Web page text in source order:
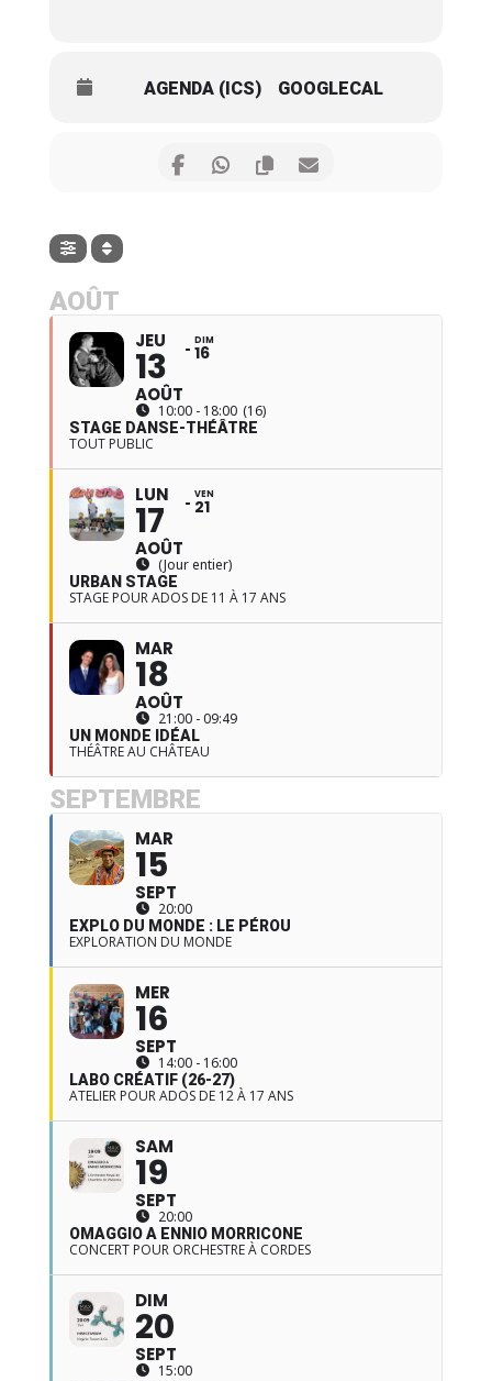
AGENDA (ICS) GOOGLECAL
AOÛT
JEU
13
AOÛT
DIM
16
10:00 - 18:00 (16)
STAGE DANSE-THÉÂTRE
TOUT PUBLIC
LUN
17
AOÛT
VEN
21
(Jour entier)
URBAN STAGE
STAGE POUR ADOS DE 11 À 17 ANS
MAR
18
AOÛT
21:00 - 09:49
UN MONDE IDÉAL
THÉÂTRE AU CHÂTEAU
SEPTEMBRE
MAR
15
SEPT
20:00
EXPLO DU MONDE : LE PÉROU
EXPLORATION DU MONDE
MER
16
SEPT
14:00 - 16:00
LABO CRÉATIF (26-27)
ATELIER POUR ADOS DE 12 À 17 ANS
SAM
19
SEPT
20:00
OMAGGIO A ENNIO MORRICONE
CONCERT POUR ORCHESTRE À CORDES
DIM
20
SEPT
15:00